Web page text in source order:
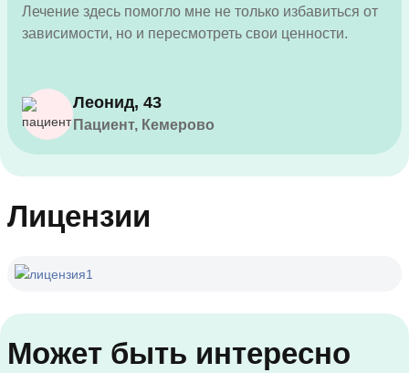
Лечение здесь помогло мне не только избавиться от
зависимости, но и пересмотреть свои ценности.
Леонид, 43
Пациент, Кемерово
Лицензии
Может быть интересно